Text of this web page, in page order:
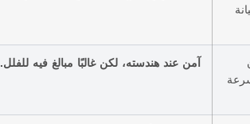
آمن عند هندسته، لكن غالبًا مبالغ فيه للفلل.